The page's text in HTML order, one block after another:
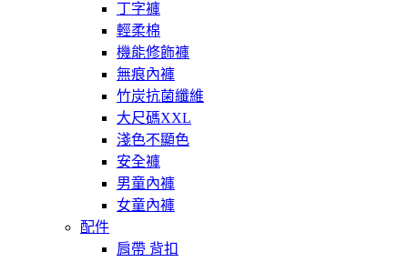
丁字褲
輕柔棉
機能修飾褲
無痕內褲
竹炭抗菌纖維
大尺碼XXL
淺色不顯色
安全褲
男童內褲
女童內褲
配件
肩帶 背扣